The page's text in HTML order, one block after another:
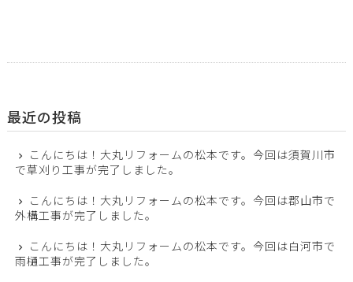
最近の投稿
こんにちは！大丸リフォームの松本です。今回は須賀川市
で草刈り工事が完了しました。
こんにちは！大丸リフォームの松本です。今回は郡山市で
外構工事が完了しました。
こんにちは！大丸リフォームの松本です。今回は白河市で
雨樋工事が完了しました。